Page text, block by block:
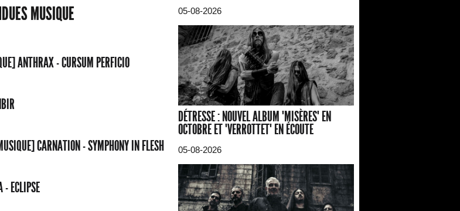
MUSIQUE
ANTHRAX - CURSUM PERFICIO
CARNATION - SYMPHONY IN FLESH
ECLIPSE
05-08-2026
DÉTRESSE : NOUVEL ALBUM "MISÈRES" EN
OCTOBRE ET "VERROTTET" EN ÉCOUTE
05-08-2026